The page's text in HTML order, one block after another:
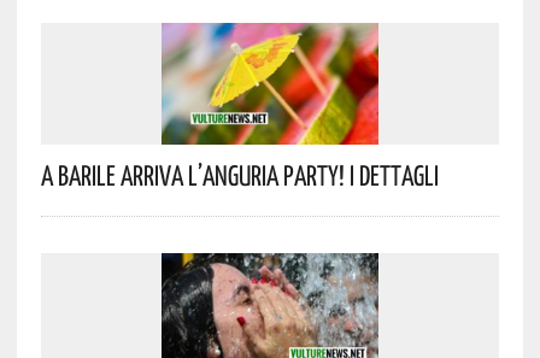
A Barile Arriva L’anguria Party! I Dettagli